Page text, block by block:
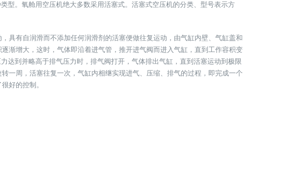
型。氧舱用空压机绝大多数采用活塞式。活塞式空压机的分类、型号表示方
具有自润滑而不添加任何润滑剂的活塞便做往复运动，由气缸内壁、气缸盖和
渐增大，这时，气体即沿着进气管，推开进气阀而进入气缸，直到工作容积变
达到并略高于排气压力时，排气阀打开，气体排出气缸，直到活塞运动到极限
一周，活塞往复一次，气缸内相继实现进气、压缩、排气的过程，即完成一个
好的控制。